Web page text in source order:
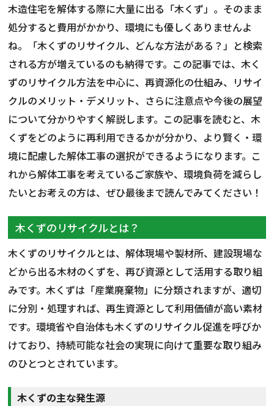
木造住宅を解体する際に大量に出る「木くず」。そのまま
処分すると費用がかかり、環境にも優しくありませんよ
ね。「木くずのリサイクル、どんな方法がある？」と検索
される方が増えているのも納得です。この記事では、木く
ずのリサイクル方法を中心に、再資源化の仕組み、リサイ
クルのメリット・デメリット、さらに注意点や今後の展望
について分かりやすく解説します。この記事を読むと、木
くずをどのように再利用できるかが分かり、より賢く・環
境に配慮した解体工事の選択ができるようになります。こ
れから解体工事を考えているご家族や、環境負荷を減らし
たいとお考えの方は、ぜひ最後まで読んでみてください！
木くずのリサイクルとは？
木くずのリサイクルとは、解体現場や製材所、建設現場な
どから出る木材のくずを、再び資源として活用する取り組
みです。木くずは「産業廃棄物」に分類されますが、適切
に分別・処理すれば、再生資源として利用価値が高い素材
です。環境省や自治体も木くずのリサイクル促進を呼びか
けており、持続可能な社会の実現に向けて重要な取り組み
のひとつとされています。
木くずの主な発生源